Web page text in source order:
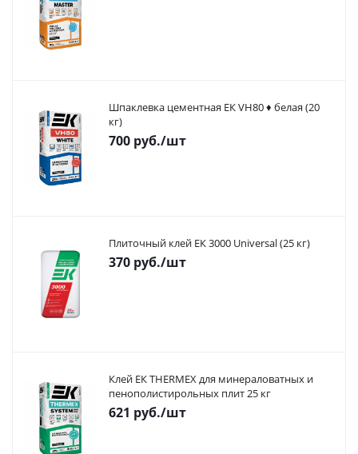
Шпаклевка цементная ЕК VH80 ♦ белая (20
кг)
700 руб./шт
Плиточный клей ЕК 3000 Universal (25 кг)
370 руб./шт
Клей ЕК THERMEX для минераловатных и
пенополистирольных плит 25 кг
621 руб./шт